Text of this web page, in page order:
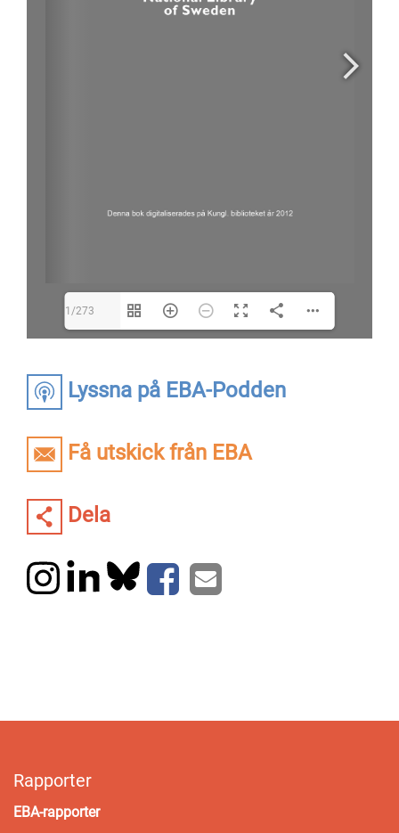
Lyssna på EBA-Podden
Få utskick från EBA
Dela
1/273
Rapporter
EBA-rapporter